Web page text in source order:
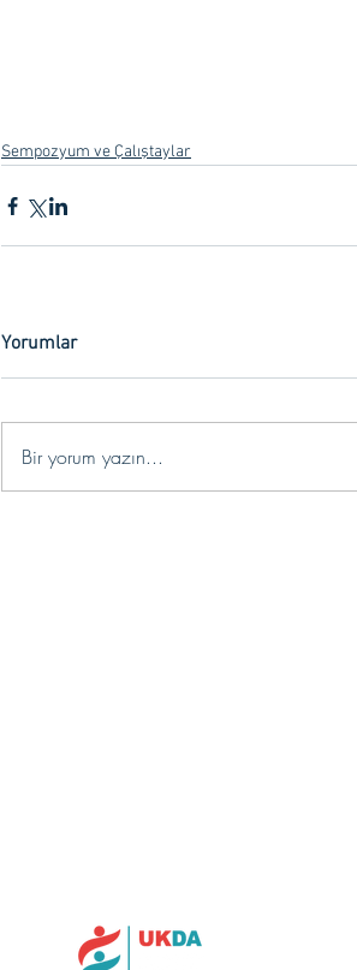
Sempozyum ve Çalıştaylar
Yorumlar
Bir yorum yazın...